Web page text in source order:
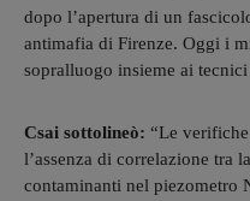
dopo l’apertura di un
antimafia di Firenze. Oggi i
sopralluogo insieme ai
Csai sottolineò: “Le
l’assenza di correlazione tra
contaminanti nel piezometro